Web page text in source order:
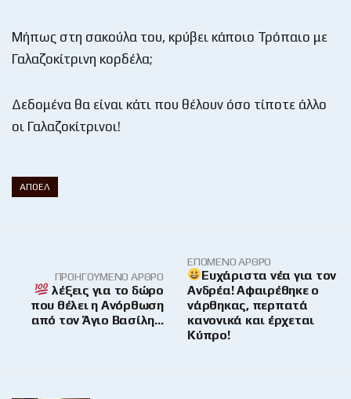
Μήπως στη σακούλα του, κρύβει κάποιο Τρόπαιο με
Γαλαζοκίτρινη κορδέλα;
Δεδομένα θα είναι κάτι που θέλουν όσο τίποτε άλλο
οι Γαλαζοκίτρινοι!
ΑΠΟΕΛ
ΠΡΟΗΓΟΎΜΕΝΟ ΆΡΘΡΟ
λέξεις για το δώρο
που θέλει η Ανόρθωση
από τον Άγιο Βασίλη…
ΕΠΌΜΕΝΟ ΆΡΘΡΟ
Ευχάριστα νέα για τον
Ανδρέα! Αφαιρέθηκε ο
νάρθηκας, περπατά
κανονικά και έρχεται
Κύπρο!